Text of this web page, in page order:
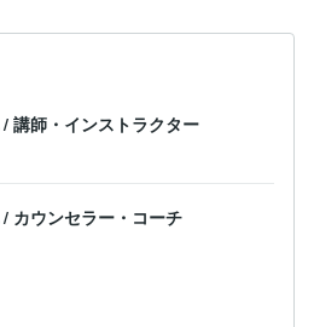
/ 講師・インストラクター
/ カウンセラー・コーチ